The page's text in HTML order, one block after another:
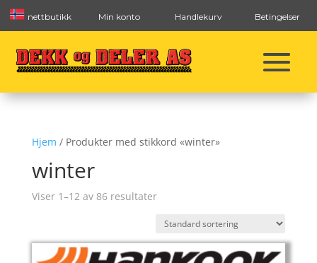
nettbutikk Min konto Handlekurv Betingelser
Hjem / Produkter med stikkord «winter»
winter
Viser 1–12 av 86 resultater